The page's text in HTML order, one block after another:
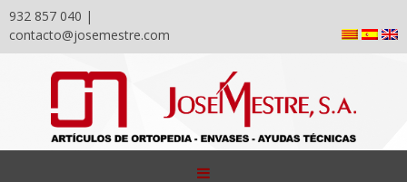
932 857 040 |
contacto@josemestre.com
content